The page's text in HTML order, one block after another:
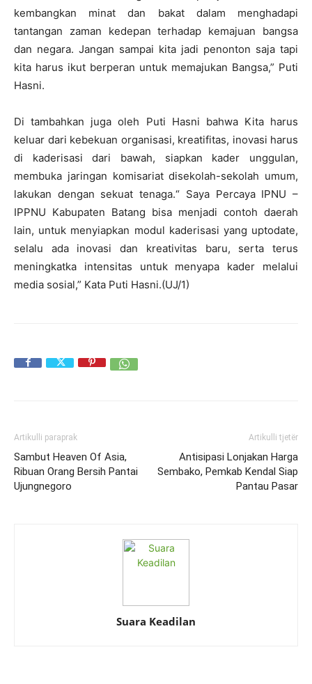
kembangkan minat dan bakat dalam menghadapi
tantangan zaman kedepan terhadap kemajuan bangsa
dan negara. Jangan sampai kita jadi penonton saja tapi
kita harus ikut berperan untuk memajukan Bangsa,” Puti
Hasni.
Di tambahkan juga oleh Puti Hasni bahwa Kita harus
keluar dari kebekuan organisasi, kreatifitas, inovasi harus
di kaderisasi dari bawah, siapkan kader unggulan,
membuka jaringan komisariat disekolah-sekolah umum,
lakukan dengan sekuat tenaga.“ Saya Percaya IPNU –
IPPNU Kabupaten Batang bisa menjadi contoh daerah
lain, untuk menyiapkan modul kaderisasi yang uptodate,
selalu ada inovasi dan kreativitas baru, serta terus
meningkatka intensitas untuk menyapa kader melalui
media sosial,” Kata Puti Hasni.(UJ/1)
Artikulli paraprak
Sambut Heaven Of Asia,
Ribuan Orang Bersih Pantai
Ujungnegoro
Artikulli tjetër
Antisipasi Lonjakan Harga
Sembako, Pemkab Kendal Siap
Pantau Pasar
Suara Keadilan